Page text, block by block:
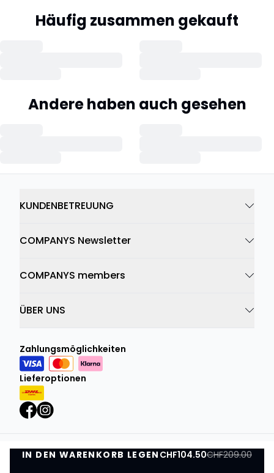
IN DEN WARENKORB LEGEN CHF104.50CHF209.00
IN DEN WARENKORB LEGEN
Häufig zusammen gekauft
Andere haben auch gesehen
KUNDENBETREUUNG
COMPANYS Newsletter
COMPANYS members
ÜBER UNS
Zahlungsmöglichkeiten
Lieferoptionen
Datenschutzrichtlinie Geschäftsbedingungen